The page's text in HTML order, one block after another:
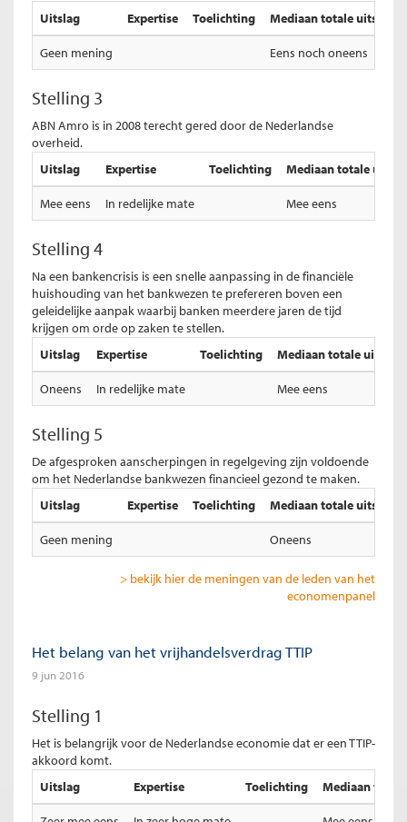
Uitslag Expertise Toelichting Mediaan totale uitslag
Geen mening Eens noch oneens
Stelling 3
ABN Amro is in 2008 terecht gered door de Nederlandse
overheid.
Uitslag
Expertise Toelichting Mediaan totale
Mee eens In redelijke mate Mee eens
Stelling 4
Na een bankencrisis is een snelle aanpassing in de financiële
huishouding van het bankwezen te prefereren boven een
geleidelijke aanpak waarbij banken meerdere jaren de tijd
krijgen om orde op zaken te stellen.
Uitslag
Expertise Toelichting Mediaan totale uitslag
Oneens In redelijke mate Mee eens
Stelling 5
De afgesproken aanscherpingen in regelgeving zijn voldoende
om het Nederlandse bankwezen financieel gezond te maken.
Uitslag
Expertise Toelichting Mediaan totale uitslag
Geen mening Oneens
> bekijk hier de meningen van de leden van het
economenpanel
Het belang van het vrijhandelsverdrag TTIP
9 jun 2016
Stelling 1
Het is belangrijk voor de Nederlandse economie dat er een TTIP-
akkoord komt.
Uitslag
Expertise Toelichting Mediaan